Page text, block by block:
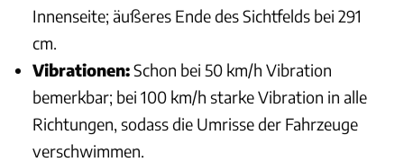
Innenseite; äußeres Ende des Sichtfelds bei 291
cm.
Vibrationen:Schon bei 50 km/h Vibration
bemerkbar; bei 100 km/h starke Vibration in alle
Richtungen, sodass die Umrisse der Fahrzeuge
verschwimmen.